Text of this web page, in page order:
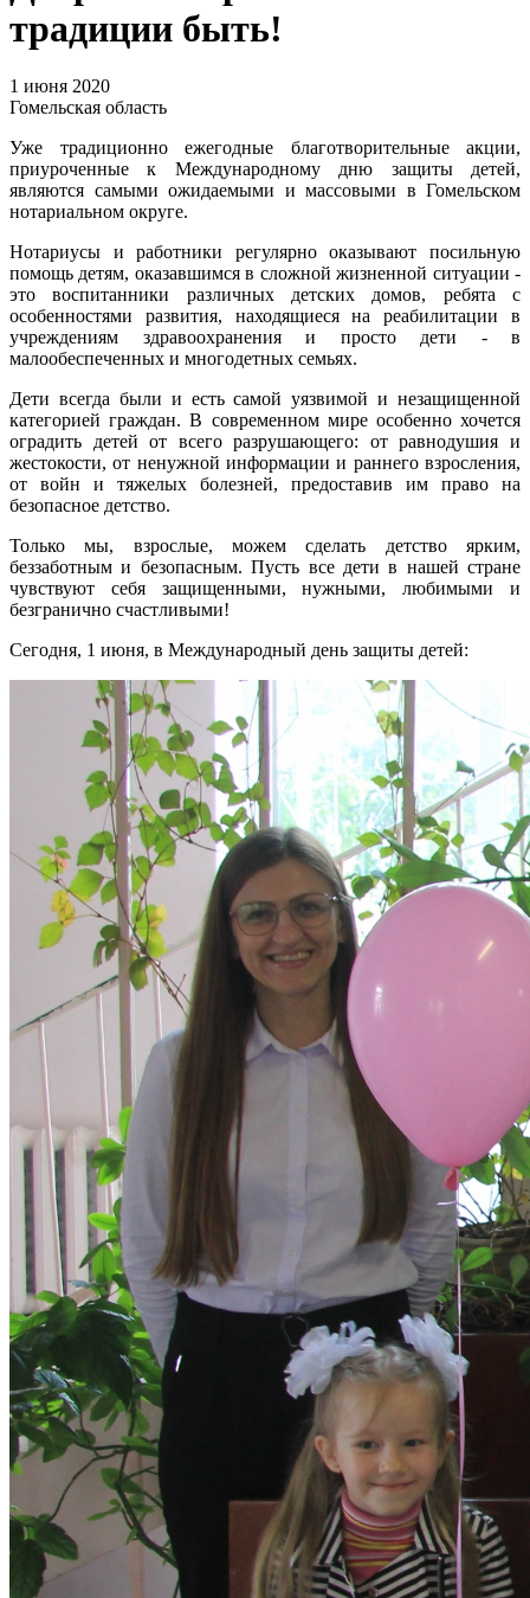
традиции быть!
1 июня 2020
Гомельская область
Уже традиционно ежегодные благотворительные акции,
приуроченные к Международному дню защиты детей,
являются самыми ожидаемыми и массовыми в Гомельском
нотариальном округе.
Нотариусы и работники регулярно оказывают посильную
помощь детям, оказавшимся в сложной жизненной ситуации -
это воспитанники различных детских домов, ребята с
особенностями развития, находящиеся на реабилитации в
учреждениям здравоохранения и просто дети - в
малообеспеченных и многодетных семьях.
Дети всегда были и есть самой уязвимой и незащищенной
категорией граждан. В современном мире особенно хочется
оградить детей от всего разрушающего: от равнодушия и
жестокости, от ненужной информации и раннего взросления,
от войн и тяжелых болезней, предоставив им право на
безопасное детство.
Только мы, взрослые, можем сделать детство ярким,
беззаботным и безопасным. Пусть все дети в нашей стране
чувствуют себя защищенными, нужными, любимыми и
безгранично счастливыми!
Сегодня, 1 июня, в Международный день защиты детей: